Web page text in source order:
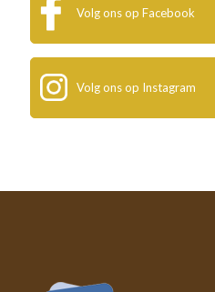
Volg ons op Facebook
Volg ons op Instagram